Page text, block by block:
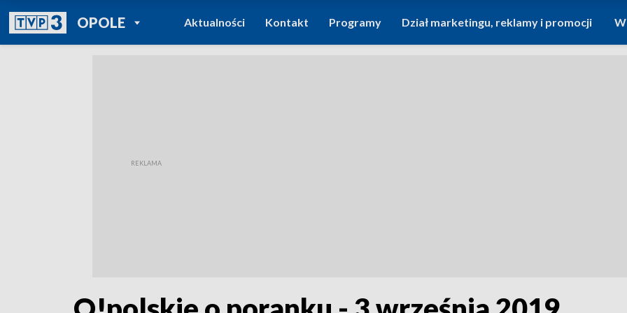
OPOLEPOWRÓT DO
TVP REGIONY
Aktualności Kontakt Programy Dział marketingu, reklamy i promocji